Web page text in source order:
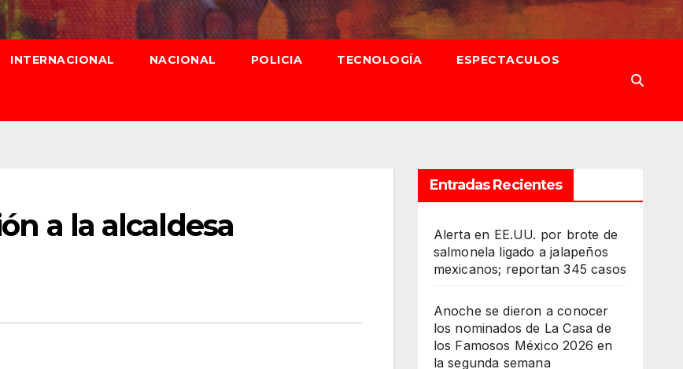
INTERNACIONAL NACIONAL POLICIA TECNOLOGÍA ESPECTACULOS
a la alcaldesa
Entradas Recientes
Alerta en EE.UU. por brote de
salmonela ligado a jalapeños
mexicanos; reportan 345 casos
Anoche se dieron a conocer
los nominados de La Casa de
los Famosos México 2026 en
la segunda semana